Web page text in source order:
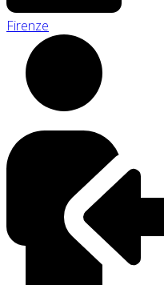
Firenze